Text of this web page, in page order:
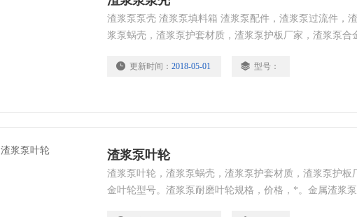
渣浆泵泵壳 渣浆泵填料箱 渣浆泵配件，渣浆泵过流件，
浆泵蜗壳，渣浆泵护套材质，渣浆泵护板厂家，渣浆泵合
套，叶轮，护板，多采用高硬度合金铸铁A05，具有高抗
更新时间： 2018-05-01 型号：
渣浆泵叶轮
渣浆泵叶轮，渣浆泵蜗壳，渣浆泵护套材质，渣浆泵护板
金叶轮型号。渣浆泵耐磨叶轮规格，价格，*。金属渣浆